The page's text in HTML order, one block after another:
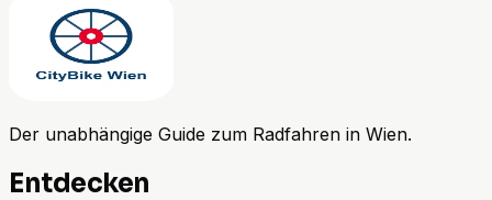
Der unabhängige Guide zum Radfahren in Wien.
Entdecken